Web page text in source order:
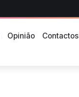
Opinião Contactos